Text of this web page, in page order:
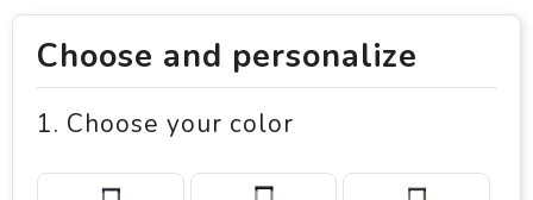
Choose and personalize
1. Choose your color